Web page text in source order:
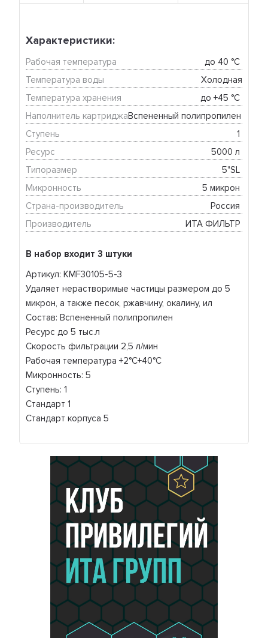
В набор входит 3 штуки
Артикул: KMF30105-5-3
Удаляет нерастворимые частицы размером до 5
микрон, а также песок, ржавчину, окалину, ил
Состав: Вспененный полипропилен
Ресурс до 5 тыс.л
Скорость фильтрации 2,5 л/мин
Рабочая температура +2°C+40°C
Микронность: 5
Ступень: 1
Стандарт 1
Стандарт корпуса 5
Характеристики:
Рабочая температура
до 40 °C
Температура воды
Холодная
Температура хранения
до +45 °C
Наполнитель картриджа
Ступень
1
Ресурс
5000 л
Типоразмер
5"SL
Микронность
5 микрон
Страна-производитель
Россия
Производитель
ИТА ФИЛЬТР